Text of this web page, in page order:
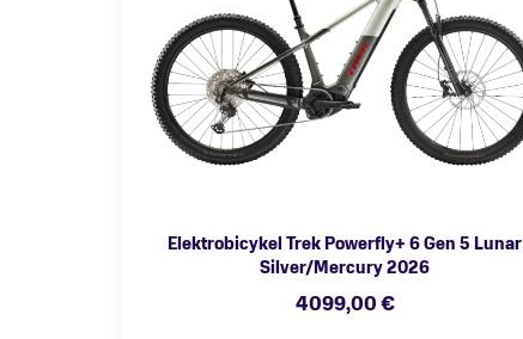
Elektrobicykel Trek Powerfly+ 6 Gen 5 Lunar
Silver/Mercury 2026
4099,00 €